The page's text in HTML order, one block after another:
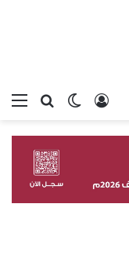
بحثالوضع
تسجيل الدخول